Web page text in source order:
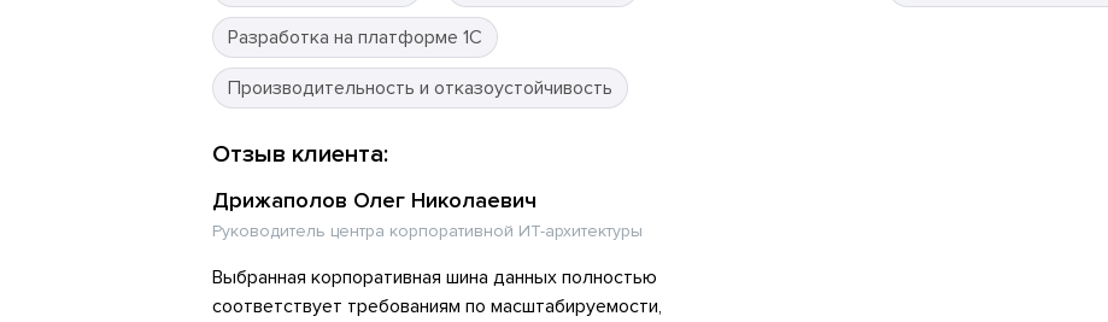
Разработка на платформе 1С
Производительность и отказоустойчивость
Отзыв клиента:
Дрижаполов Олег Николаевич
Руководитель центра корпоративной ИТ-архитектуры
Выбранная корпоративная шина данных полностью
соответствует требованиям по масштабируемости,